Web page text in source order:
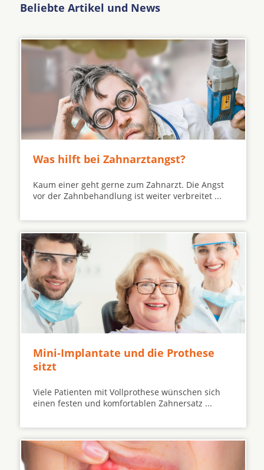
Beliebte Artikel und News
Was hilft bei Zahnarztangst?
Kaum einer geht gerne zum Zahnarzt. Die Angst
vor der Zahnbehandlung ist weiter verbreitet ...
Mini-Implantate und die Prothese
sitzt
Viele Patienten mit Vollprothese wünschen sich
einen festen und komfortablen Zahnersatz ...